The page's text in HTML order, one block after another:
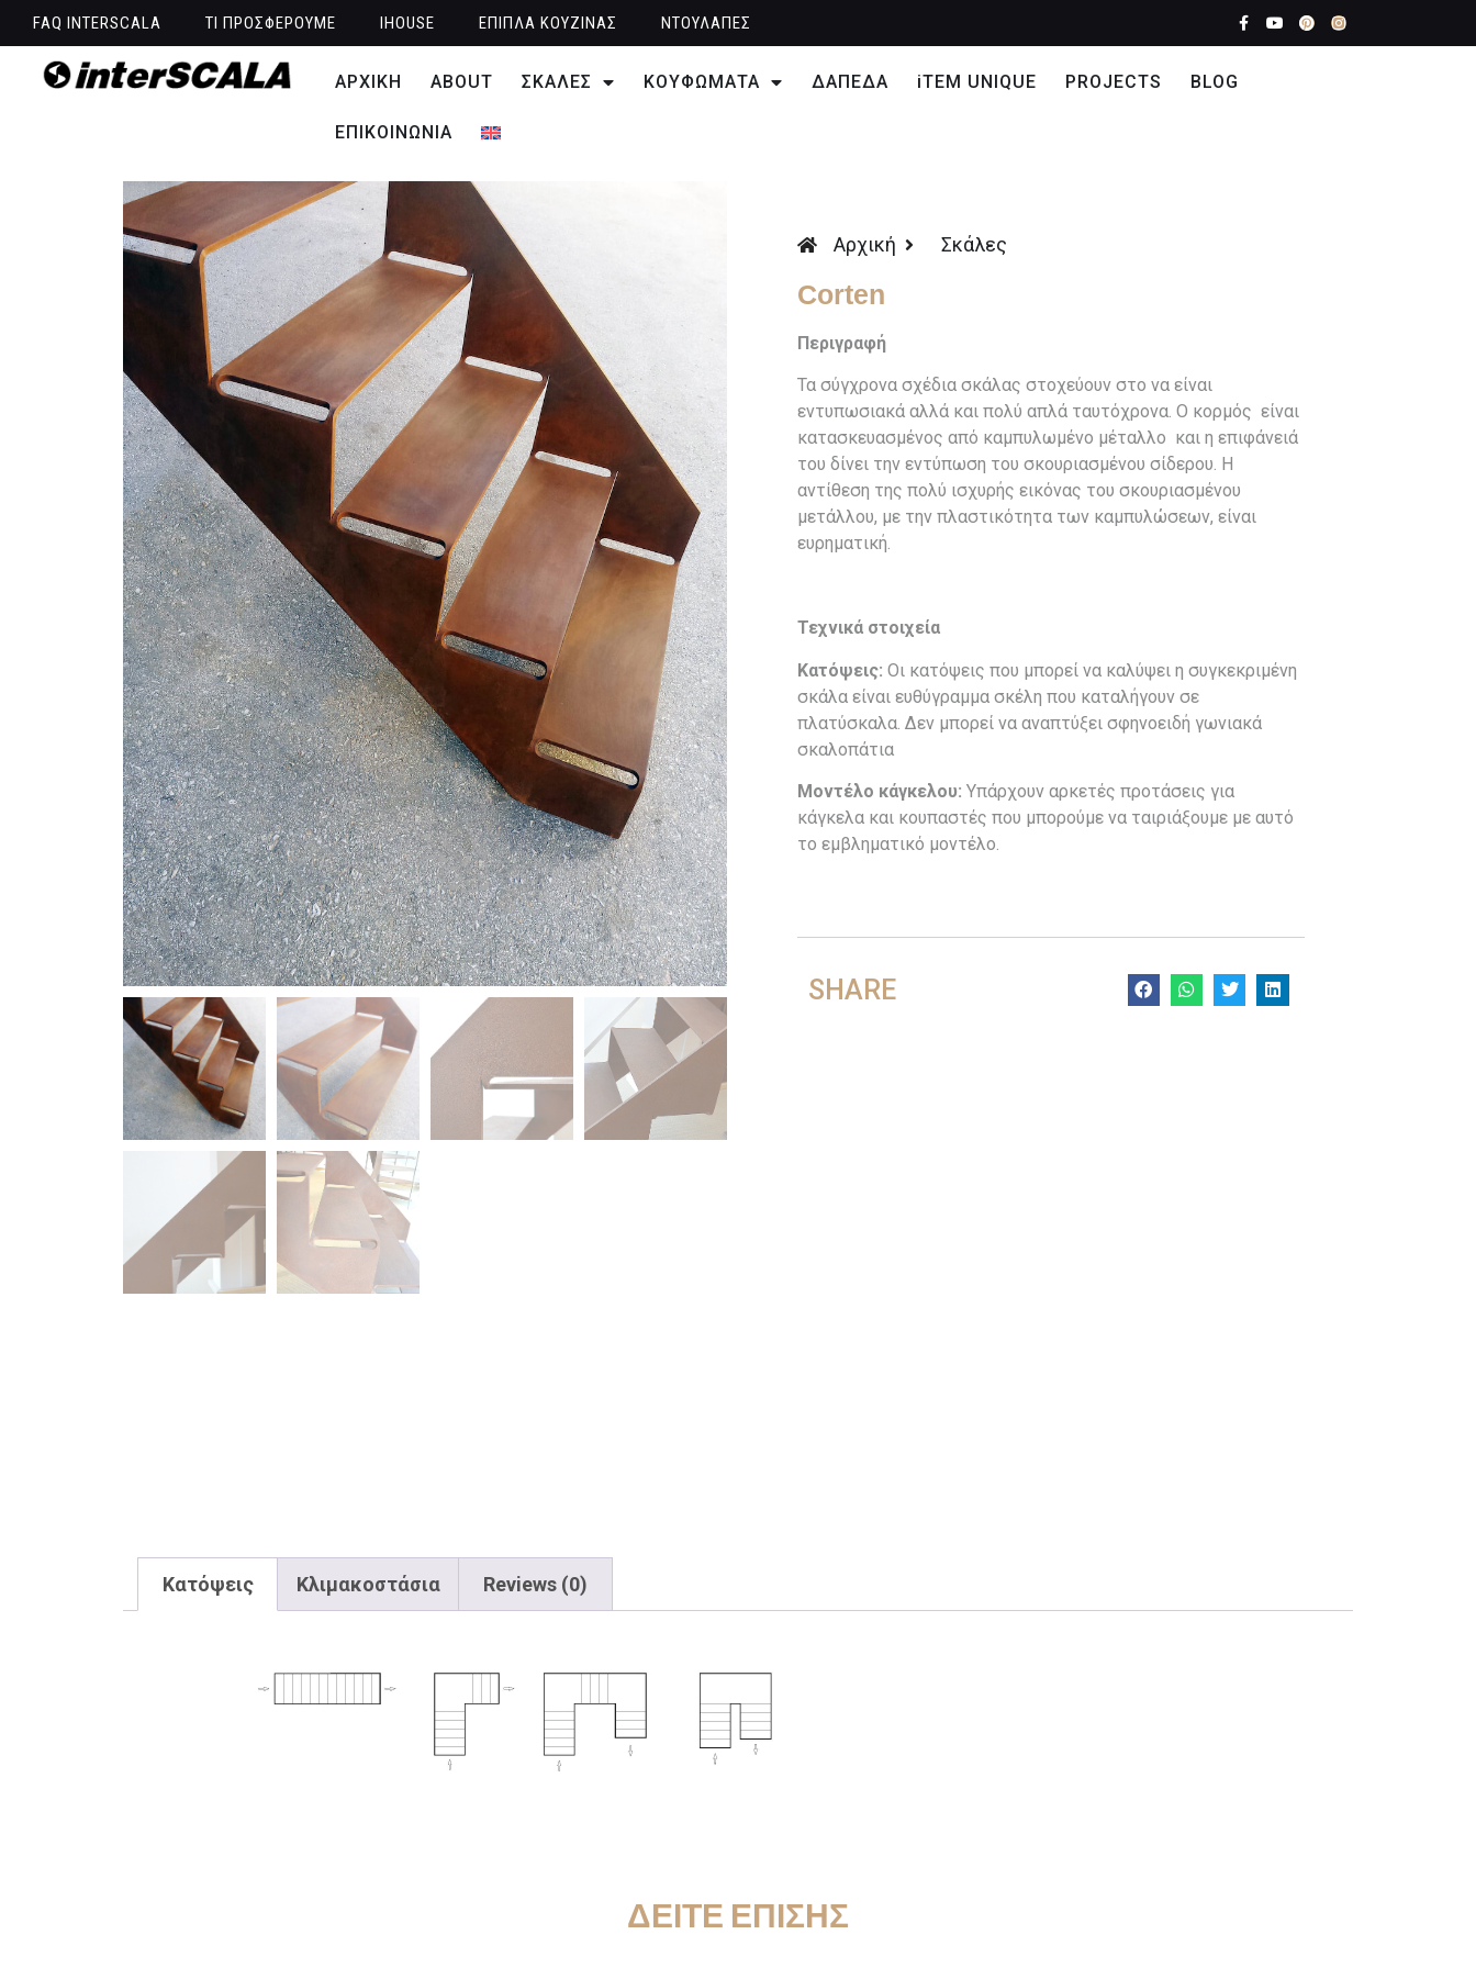
FAQ INTERSCALA ΤΙ ΠΡΟΣΦΕΡΟΥΜΕ IHOUSE ΕΠΙΠΛΑ ΚΟΥΖΙΝΑΣ ΝΤΟΥΛΑΠΕΣ
ΑΡΧΙΚΗ ABOUT ΣΚΑΛΕΣ ΚΟΥΦΩΜΑΤΑ ΔΑΠΕΔΑ iTEM UNIQUE PROJECTS BLOG
ΕΠΙΚΟΙΝΩΝΙΑ
Αρχική Σκάλες
Corten
Περιγραφή
Τα σύγχρονα σχέδια σκάλας στοχεύουν στο να είναι
εντυπωσιακά αλλά και πολύ απλά ταυτόχρονα. Ο κορμός είναι
κατασκευασμένος από καμπυλωμένο μέταλλο και η επιφάνειά
του δίνει την εντύπωση του σκουριασμένου σίδερου. Η
αντίθεση της πολύ ισχυρής εικόνας του σκουριασμένου
μετάλλου, με την πλαστικότητα των καμπυλώσεων, είναι
ευρηματική.
Τεχνικά στοιχεία
Κατόψεις: Οι κατόψεις που μπορεί να καλύψει η συγκεκριμένη
σκάλα είναι ευθύγραμμα σκέλη που καταλήγουν σε
πλατύσκαλα. Δεν μπορεί να αναπτύξει σφηνοειδή γωνιακά
σκαλοπάτια
Μοντέλο κάγκελου: Υπάρχουν αρκετές προτάσεις για
κάγκελα και κουπαστές που μπορούμε να ταιριάξουμε με αυτό
το εμβληματικό μοντέλο.
SHARE
Κατόψεις Κλιμακοστάσια Reviews (0)
ΔΕΙΤΕ ΕΠΙΣΗΣ